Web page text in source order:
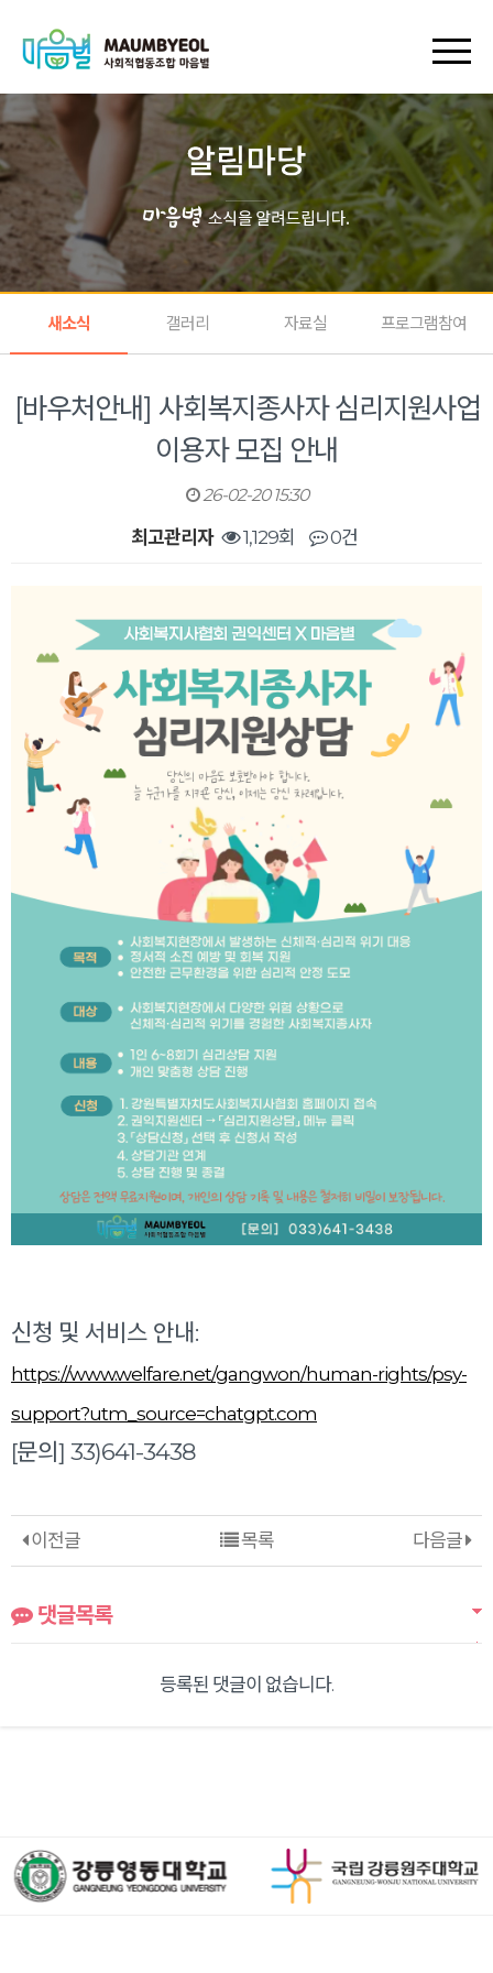
새소식 갤러리 자료실 프로그램참여
[바우처안내] 사회복지종사자 심리지원사업
이용자 모집 안내
26-02-20 15:30
최고관리자 1,129회 0건
신청 및 서비스 안내:
https://www.welfare.net/gangwon/human-rights/psy-
support?utm_source=chatgpt.com
[문의] 33)641-3438
이전글 다음글
목록
댓글목록
등록된 댓글이 없습니다.